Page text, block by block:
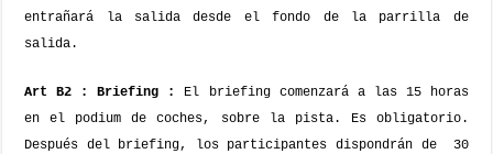
entrañará la salida desde el fondo de la parrilla de
salida.
Art B2 : Briefing :
El briefing comenzará a las 15 horas
en el podium de coches, sobre la pista. Es obligatorio.
Después del briefing, los participantes dispondrán de
30